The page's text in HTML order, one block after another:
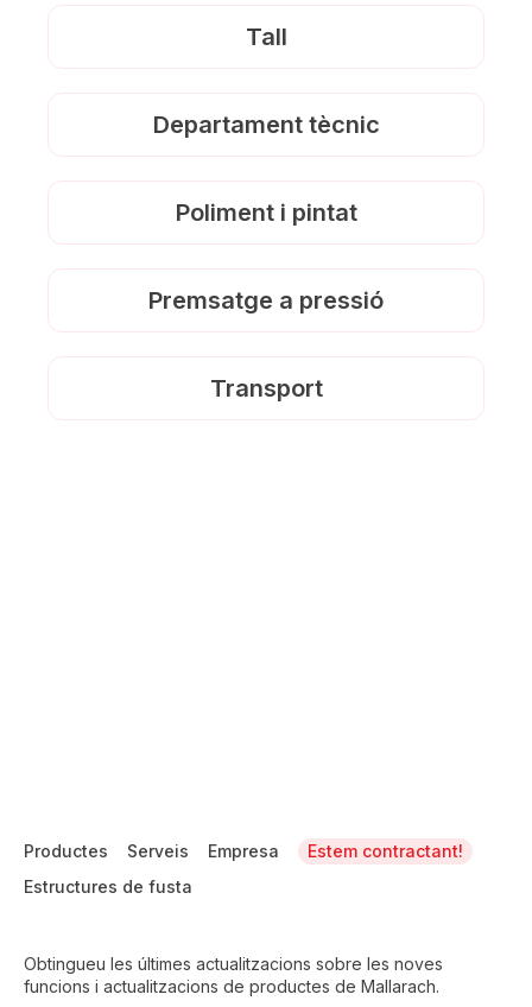
Tall
Departament tècnic
Poliment i pintat
Premsatge a pressió
Transport
Productes Serveis Empresa
Estem contractant!
Estructures de fusta
Obtingueu les últimes actualitzacions sobre les noves
funcions i actualitzacions de productes de Mallarach.